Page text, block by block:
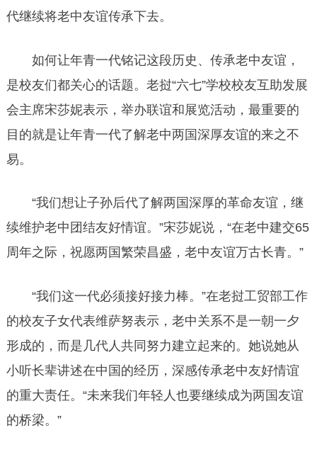
代继续将老中友谊传承下去。
如何让年青一代铭记这段历史、传承老中友谊，
是校友们都关心的话题。老挝“六七”学校校友互助发展
会主席宋莎妮表示，举办联谊和展览活动，最重要的
目的就是让年青一代了解老中两国深厚友谊的来之不
易。
“我们想让子孙后代了解两国深厚的革命友谊，继
续维护老中团结友好情谊。”宋莎妮说，“在老中建交65
周年之际，祝愿两国繁荣昌盛，老中友谊万古长青。”
“我们这一代必须接好接力棒。”在老挝工贸部工作
的校友子女代表维萨努表示，老中关系不是一朝一夕
形成的，而是几代人共同努力建立起来的。她说她从
小听长辈讲述在中国的经历，深感传承老中友好情谊
的重大责任。“未来我们年轻人也要继续成为两国友谊
的桥梁。”